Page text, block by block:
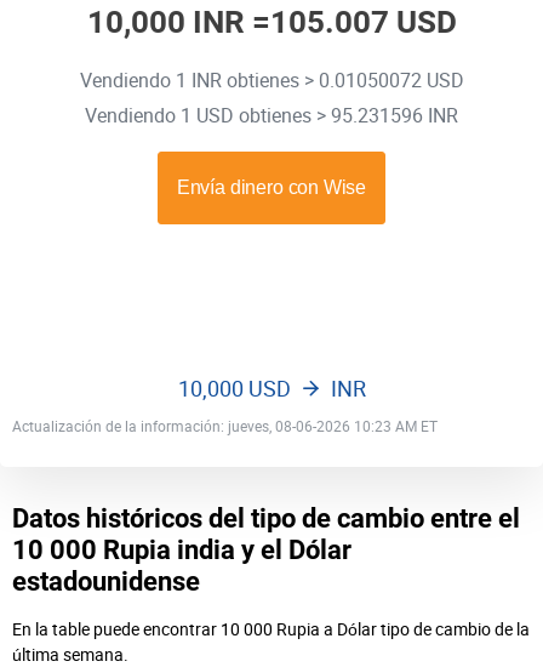
10,000 INR =105.007 USD
Vendiendo 1 INR obtienes > 0.01050072 USD
Vendiendo 1 USD obtienes > 95.231596 INR
Actualización de la información: jueves, 08-06-2026 10:23 AM ET
10,000 USD INR
Datos históricos del tipo de cambio entre el
10 000 Rupia india y el Dólar
estadounidense
En la table puede encontrar 10 000 Rupia a Dólar tipo de cambio de la
última semana.